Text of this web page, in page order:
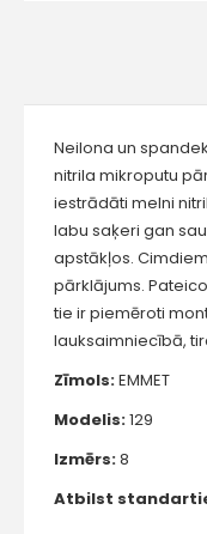
Neilona un
nitrila mikroputu
iestrādāti melni
labu saķeri gan
apstākļos.
pārklājums.
tie ir piemēroti
lauksaimniecībā,
Zīmols:EMMET
Modelis:129
Izmērs:8
Atbilst